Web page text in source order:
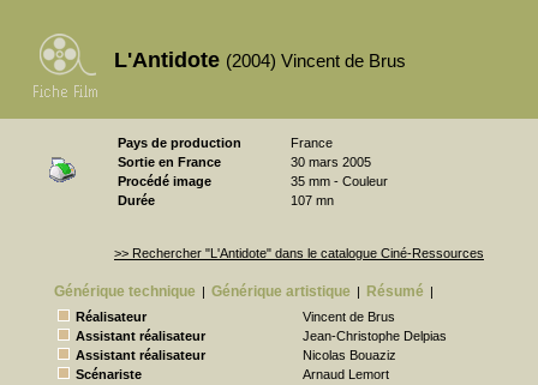
L'Antidote (2004) Vincent de Brus
Pays de production
France
Sortie en France
30 mars 2005
Procédé image
35 mm - Couleur
Durée
107 mn
>> Rechercher "L'Antidote" dans le catalogue Ciné-Ressources
Générique technique | Générique artistique | Résumé |
Réalisateur
Vincent de Brus
Assistant réalisateur
Jean-Christophe Delpias
Assistant réalisateur
Nicolas Bouaziz
Scénariste
Arnaud Lemort